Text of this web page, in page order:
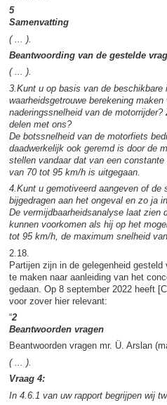
5
Samenvatting
( ... ).
Beantwoording van de gestelde
( ... ).
3.Kunt u op basis van de beschikbare
waarheidsgetrouwe berekening
naderingssnelheid van de
delen met ons?
De botssnelheid van de motorfiets
daadwerkelijk ook geremd is door de
stellen vandaar dat van een
van 70 tot 95 km/h is uitgegaan.
4.Kunt u gemotiveerd aangeven of de
bijgedragen aan het ongeval en zo ja
De vermijdbaarheidsanalyse laat zien
kunnen voorkomen als hij op het
tot 95 km/h, de maximum snelheid
2.18.
Partijen zijn in de gelegenheid
te maken naar aanleiding van het
gedaan. Op 8 september 2022 heeft
voor zover hier relevant:
“2
Beantwoorden vragen
Beantwoorden vragen mr. Ü. Arslan
( ... ).
Vraag 4:
In 4.6.1 van uw rapport begrijpen wij